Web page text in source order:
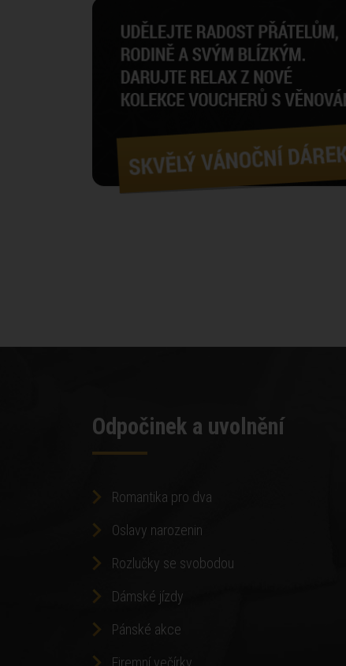
Odpočinek a uvolnění
Romantika pro dva
Oslavy narozenin
Rozlučky se svobodou
Dámské jízdy
Pánské akce
Firemní večírky